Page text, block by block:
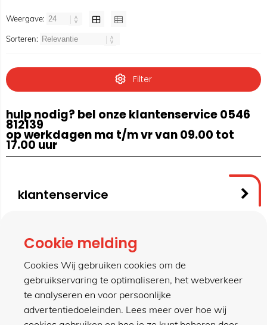
Weergave:
Sorteren:
Filter
hulp nodig? bel onze klantenservice 0546
812139
op werkdagen ma t/m vr van 09.00 tot
17.00 uur
klantenservice
contact
meer van hillen
Cookie melding
Cookies Wij gebruiken cookies om de
gebruikservaring te optimaliseren, het webverkeer
te analyseren en voor persoonlijke
advertentiedoeleinden. Lees meer over hoe wij